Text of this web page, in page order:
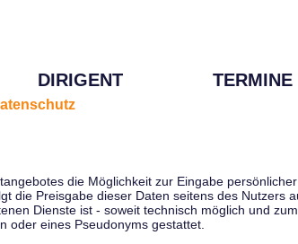
DIRIGENT TERMINE
die Möglichkeit zur Eingabe
die Preisgabe dieser Daten seitens des Nutzers
Dienste ist - soweit technisch möglich und
oder eines Pseudonyms gestattet.